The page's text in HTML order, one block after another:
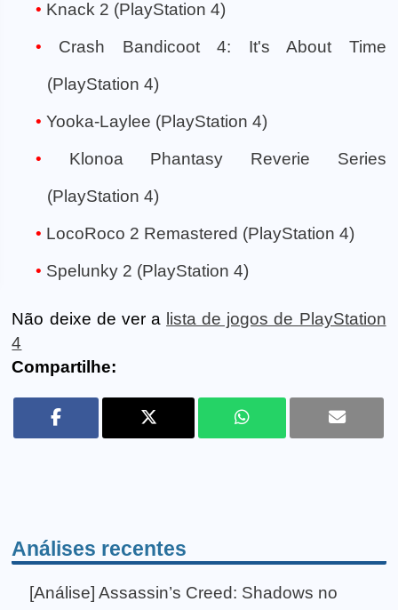
Knack 2 (PlayStation 4)
Crash Bandicoot 4: It's About Time
(PlayStation 4)
Yooka-Laylee (PlayStation 4)
Klonoa Phantasy Reverie Series
(PlayStation 4)
LocoRoco 2 Remastered (PlayStation 4)
Spelunky 2 (PlayStation 4)
Não deixe de ver a lista de jogos de PlayStation
4
Compartilhe:
Análises recentes
[Análise] Assassin’s Creed: Shadows no